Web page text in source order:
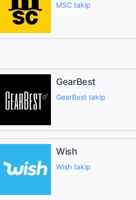
MSC takip
GearBest
GearBest takip
Wish
Wish takip